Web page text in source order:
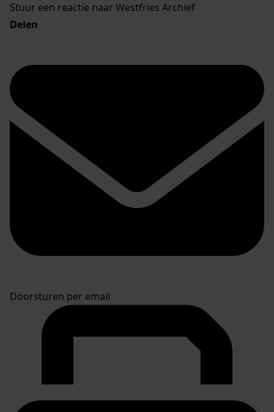
Stuur een reactie naar Westfries Archief
Delen
Doorsturen per email